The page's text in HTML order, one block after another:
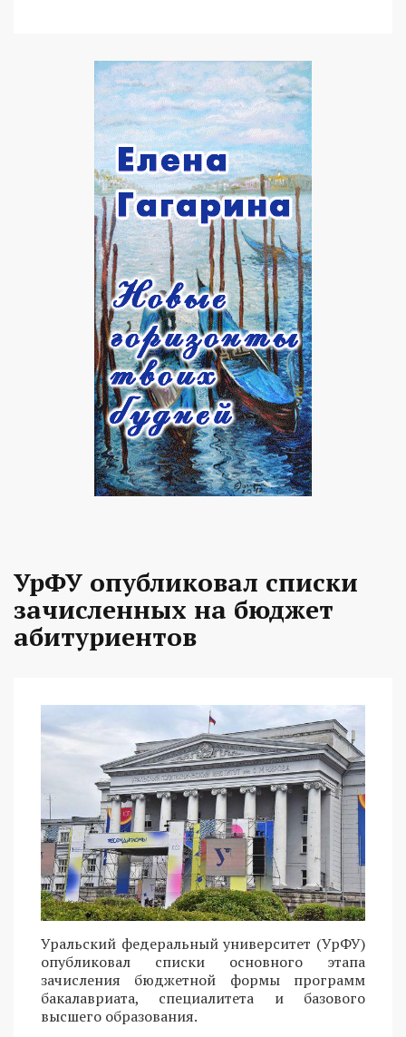
УрФУ опубликовал списки
зачисленных на бюджет
абитуриентов
Уральский федеральный университет (УрФУ)
опубликовал списки основного этапа
зачисления бюджетной формы программ
бакалавриата, специалитета и базового
высшего образования.